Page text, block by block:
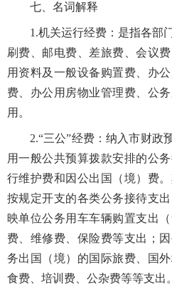
七、名词解释
1.机关运行经费：是指各部
刷费、邮电费、差旅费、会议
用资料及一般设备购置费、办
费、办公用房物业管理费、公
用。
2.“三公”经费：纳入市财政
用一般公共预算拨款安排的公
行维护费和因公出国（境）费
按规定开支的各类公务接待支
映单位公务用车车辆购置支出
费、维修费、保险费等支出；
务出国（境）的国际旅费、国
食费、培训费、公杂费等等支出。